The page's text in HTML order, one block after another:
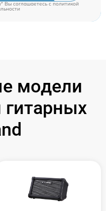
Вы соглашаетесь c политикой
модели
гитарных